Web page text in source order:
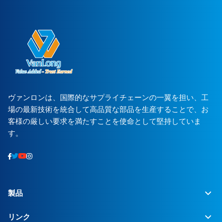
ヴァンロンは、国際的なサプライチェーンの一翼を担い、工
場の最新技術を統合して高品質な部品を生産することで、お
客様の厳しい要求を満たすことを使命として堅持していま
す。
製品
リンク